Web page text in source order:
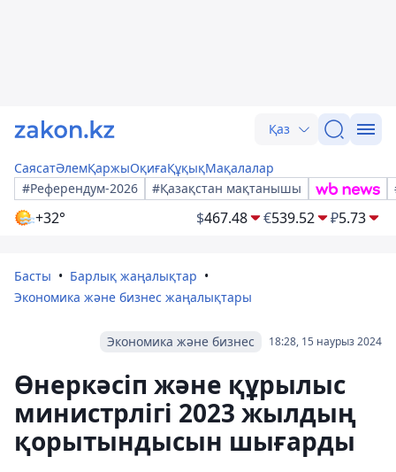
Қаз
СаясатӘлемҚаржыОқиғаҚұқықМақалалар
#Референдум-2026
#Қазақстан мақтанышы
+32° $467.48 €539.52 ₽5.73
Басты
Барлық жаңалықтар
Экономика және бизнес жаңалықтары
18:28, 15 наурыз 2024
Экономика және бизнес
Өнеркәсіп және құрылыс
министрлігі 2023 жылдың
қорытындысын шығарды